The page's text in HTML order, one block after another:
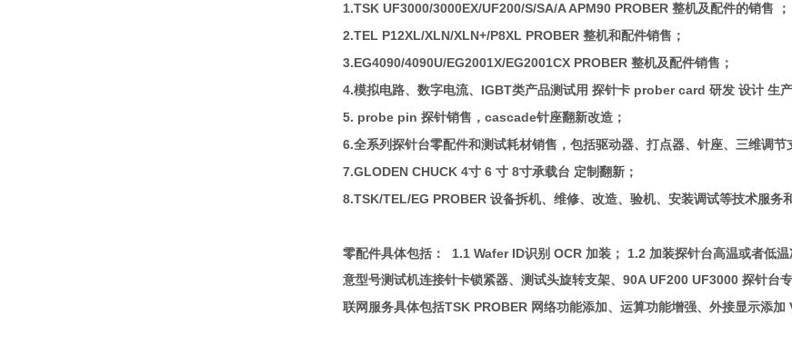
1.TSK UF3000/3000EX/UF200/S/SA/A APM90 PROBER 整机及配件的销售 ；
2.TEL P12XL/XLN/XLN+/P8XL PROBER 整机和配件销售；
3.EG4090/4090U/EG2001X/EG2001CX PROBER 整机及配件销售；
4.模拟电路、数字电流、IGBT类产品测试用 探针卡 prober card 研发 设计 生产
5. probe pin 探针销售，cascade针座翻新改造；
6.全系列探针台零配件和测试耗材销售，包括驱动器、打点器、针座、三维调节
7.GLODEN CHUCK 4寸 6 寸 8寸承载台 定制翻新；
8.TSK/TEL/EG PROBER 设备拆机、维修、改造、验机、安装调试等技术服务
零配件具体包括： 1.1 Wafer ID识别 OCR 加装； 1.2 加装探针台高温或者低
意型号测试机连接针卡锁紧器、测试头旋转支架、90A UF200 UF3000 探针台
联网服务具体包括TSK PROBER 网络功能添加、运算功能增强、外接显示添加